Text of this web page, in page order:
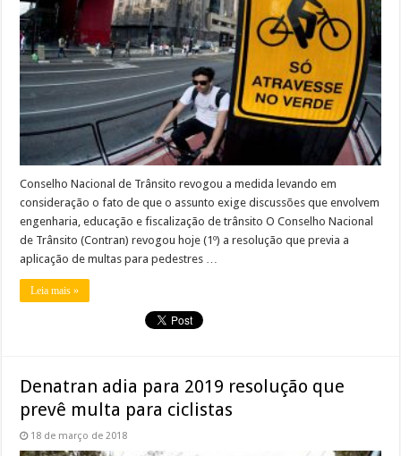
Conselho Nacional de Trânsito revogou a medida levando em
consideração o fato de que o assunto exige discussões que envolvem
engenharia, educação e fiscalização de trânsito O Conselho Nacional
de Trânsito (Contran) revogou hoje (1º) a resolução que previa a
aplicação de multas para pedestres …
Leia mais »
Denatran adia para 2019 resolução que
prevê multa para ciclistas
18 de março de 2018